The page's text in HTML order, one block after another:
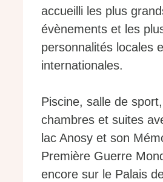
accueilli les plus
évènements et les
personnalités locales
internationales.
Piscine, salle de
chambres et suites
lac Anosy et son
Première Guerre
encore sur le Palais